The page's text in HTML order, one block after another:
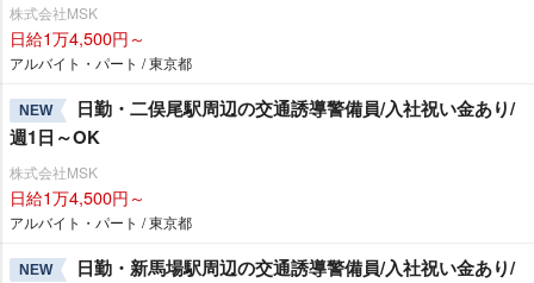
株式会社MSK
日給1万4,500円～
アルバイト・パート / 東京都
NEW
日勤・二俣尾駅周辺の交通誘導警備員/入社祝い金あり/
週1日～OK
株式会社MSK
日給1万4,500円～
アルバイト・パート / 東京都
NEW
日勤・新馬場駅周辺の交通誘導警備員/入社祝い金あり/